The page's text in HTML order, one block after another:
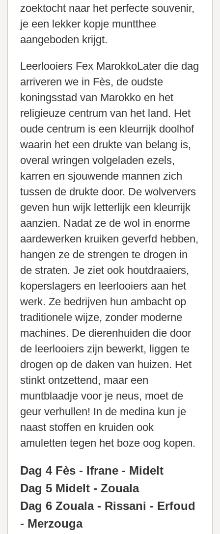
zoektocht naar het perfecte souvenir,
je een lekker kopje muntthee
aangeboden krijgt.
Leerlooiers Fex MarokkoLater die dag
arriveren we in Fès, de oudste
koningsstad van Marokko en het
religieuze centrum van het land. Het
oude centrum is een kleurrijk doolhof
waarin het een drukte van belang is,
overal wringen volgeladen ezels,
karren en sjouwende mannen zich
tussen de drukte door. De wolververs
geven hun wijk letterlijk een kleurrijk
aanzien. Nadat ze de wol in enorme
aardewerken kruiken geverfd hebben,
hangen ze de strengen te drogen in
de straten. Je ziet ook houtdraaiers,
koperslagers en leerlooiers aan het
werk. Ze bedrijven hun ambacht op
traditionele wijze, zonder moderne
machines. De dierenhuiden die door
de leerlooiers zijn bewerkt, liggen te
drogen op de daken van huizen. Het
stinkt ontzettend, maar een
muntblaadje voor je neus, moet de
geur verhullen! In de medina kun je
naast stoffen en kruiden ook
amuletten tegen het boze oog kopen.
Dag 4 Fès - Ifrane - Midelt
Dag 5 Midelt - Zouala
Dag 6 Zouala - Rissani - Erfoud
- Merzouga